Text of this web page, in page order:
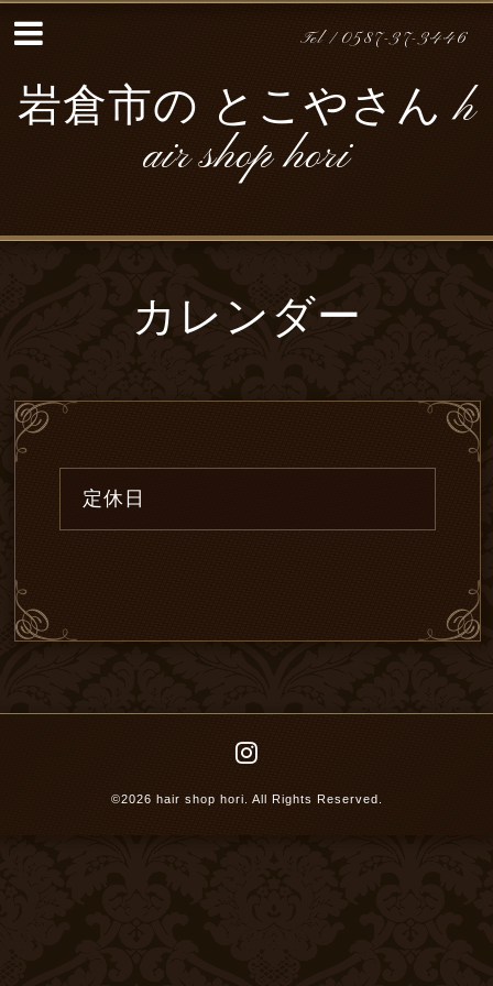
Tel / 0587-37-3446
岩倉市の とこやさん h
air shop hori
カレンダー
定休日
©2026 hair shop hori . All Rights Reserved.